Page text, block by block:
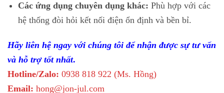
Các ứng dụng chuyên dụng khác: Phù hợp với các
hệ thống đòi hỏi kết nối điện ổn định và bền bỉ.
Hãy liên hệ ngay với chúng tôi để nhận được sự tư vấn
và hỗ trợ tốt nhất.
Hotline/Zalo: 0938 818 922 (Ms. Hồng)
Email: hong@jon-jul.com